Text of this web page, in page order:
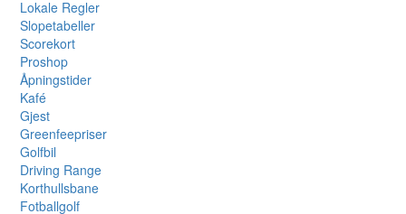
Lokale Regler
Slopetabeller
Scorekort
Proshop
Åpningstider
Kafé
Gjest
Greenfeepriser
Golfbil
Driving Range
Korthullsbane
Fotballgolf